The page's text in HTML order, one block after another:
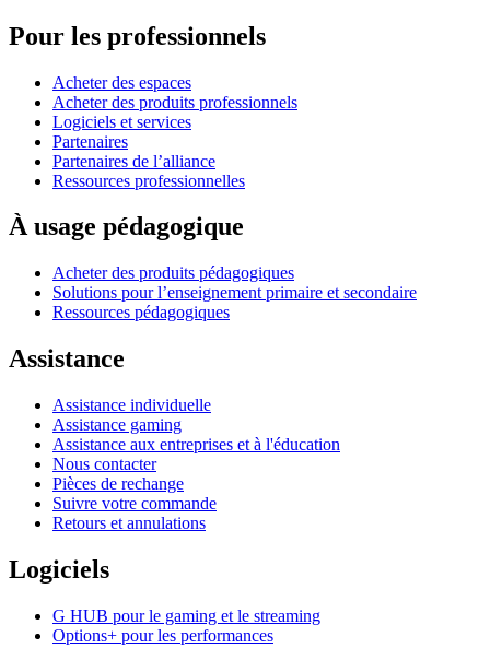
Pour les professionnels
Acheter des espaces
Acheter des produits professionnels
Logiciels et services
Partenaires
Partenaires de l’alliance
Ressources professionnelles
À usage pédagogique
Acheter des produits pédagogiques
Solutions pour l’enseignement primaire et secondaire
Ressources pédagogiques
Assistance
Assistance individuelle
Assistance gaming
Assistance aux entreprises et à l'éducation
Nous contacter
Pièces de rechange
Suivre votre commande
Retours et annulations
Logiciels
G HUB pour le gaming et le streaming
Options+ pour les performances